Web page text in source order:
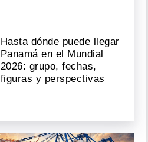
Hasta dónde puede llegar
Panamá en el Mundial
2026: grupo, fechas,
figuras y perspectivas